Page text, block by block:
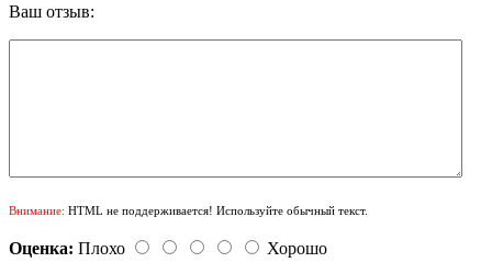
Ваш отзыв:
Внимание: HTML не поддерживается! Используйте обычный текст.
Оценка: Плохо
Хорошо